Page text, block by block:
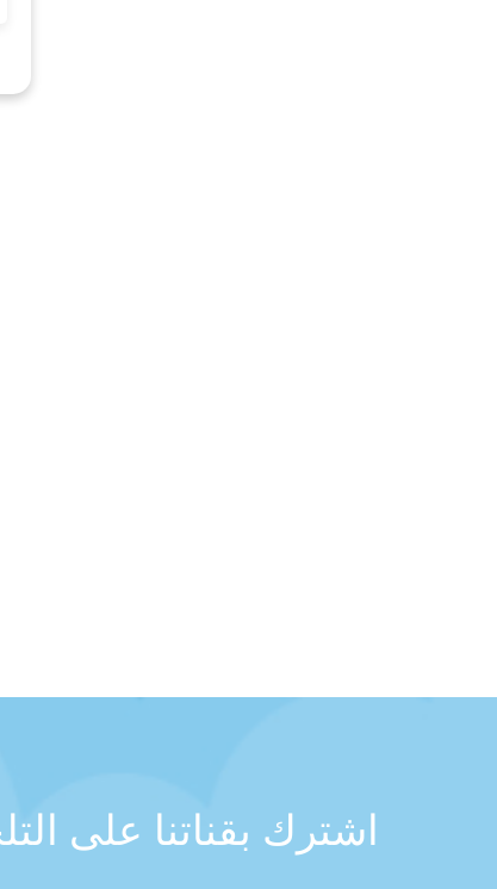
اشترك بقناتنا على